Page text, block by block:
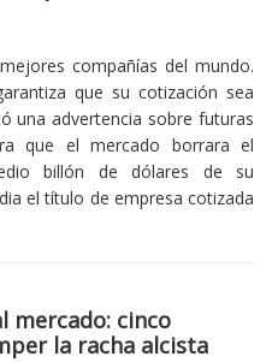
compañías del mundo.
que su cotización sea
una advertencia sobre futuras
que el mercado borrara el
billón de dólares de su
el título de empresa cotizada
mercado: cinco
la racha alcista